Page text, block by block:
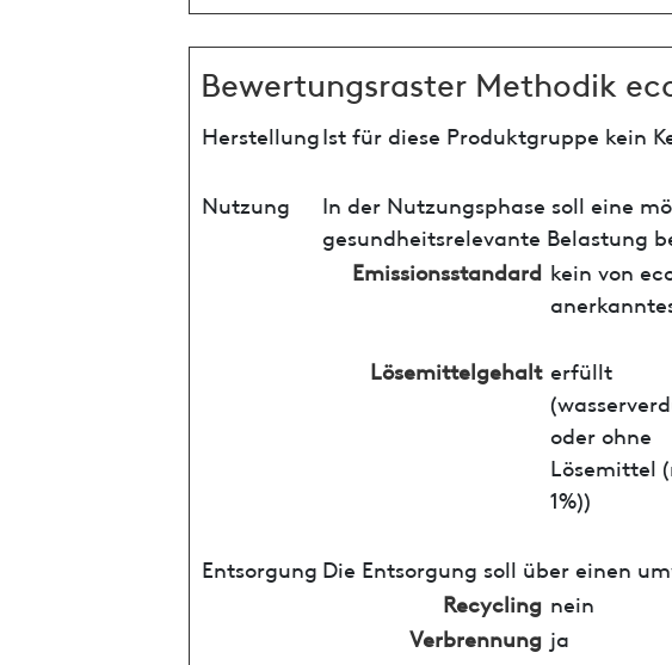
Bewertungsraster Methodik
HerstellungIst für diese Produktgruppe kein
Nutzung
In der Nutzungsphase soll eine
gesundheitsrelevante Belastung
Emissionsstandard kein von
Lösemittelgehalt erfüllt
oder ohne
Lösemittel
1%))
Entsorgung Die Entsorgung soll über einen
Recycling nein
Verbrennung ja